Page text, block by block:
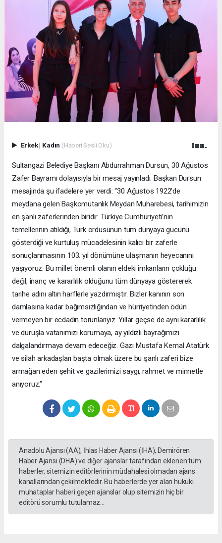
Erkek| Kadın (Haberi Sesli Oku)
Sultangazi Belediye Başkanı Abdurrahman Dursun, 30 Ağustos
Zafer Bayramı dolayısıyla bir mesaj yayınladı. Başkan Dursun
mesajında şu ifadelere yer verdi: “30 Ağustos 1922’de
meydana gelen Başkomutanlık Meydan Muharebesi, tarihimizin
en şanlı zaferlerinden biridir. Türkiye Cumhuriyeti’nin
temellerinin atıldığı, Türk ordusunun tüm dünyaya gücünü
gösterdiği ve kurtuluş mücadelesinin kalıcı bir zaferle
sonuçlanmasının 103. yıl dönümüne ulaşmanın heyecanını
yaşıyoruz. Bu millet önemli olanın eldeki imkanların çokluğu
değil, inanç ve kararlılık olduğunu tüm dünyaya göstererek
tarihe adını altın harflerle yazdırmıştır. Bizler kanının son
damlasına kadar bağımsızlığından ve hürriyetinden ödün
vermeyen bir ecdadın torunlarıyız. Yıllar geçse de aynı kararlılık
ve duruşla vatanımızı korumaya, ay yıldızlı bayrağımızı
dalgalandırmaya devam edeceğiz. Gazi Mustafa Kemal Atatürk
ve silah arkadaşları başta olmak üzere bu şanlı zaferi bize
armağan eden şehit ve gazilerimizi saygı, rahmet ve minnetle
anıyoruz.”
Anadolu Ajansı (AA), İhlas Haber Ajansı (İHA), Demirören
Haber Ajansı (DHA) ve diğer ajanslar tarafından eklenen tüm
haberler, sitemizin editörlerinin müdahalesi olmadan ajans
kanallarından çekilmektedir. Bu haberlerde yer alan hukuki
muhataplar haberi geçen ajanslar olup sitemizin hiç bir
editörü sorumlu tutulamaz...